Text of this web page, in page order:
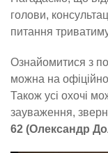
голови,
питання
Ознайомитися з
можна на
Також усі охочі
зауваження,
62 (Олександр